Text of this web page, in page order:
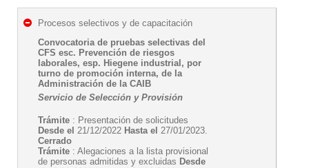
Procesos selectivos y de capacitación
Convocatoria de pruebas selectivas del
CFS esc. Prevención de riesgos
laborales, esp. Hiegene industrial, por
turno de promoción interna, de la
Administración de la CAIB
Servicio de Selección y Provisión
Trámite : Presentación de solicitudes
Desde el 21/12/2022 Hasta el 27/01/2023.
Cerrado
Trámite : Alegaciones a la lista provisional
de personas admitidas y excluidas Desde